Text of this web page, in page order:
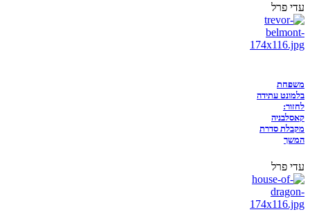
עדי פרל
משפחת
בלמונט עתידה
לחזור:
קאסלבניה
מקבלת סדרת
המשך
עדי פרל